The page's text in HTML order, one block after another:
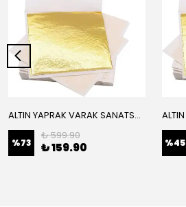
ALTIN YAPRAK VARAK SANATSAL BÜYÜK BOY FOLYO EPOKSİ REÇİNE NAİL ART 16 ADET 14X14 CM ALTIN RENK
%73
₺ 599.90
₺ 159.90 %45